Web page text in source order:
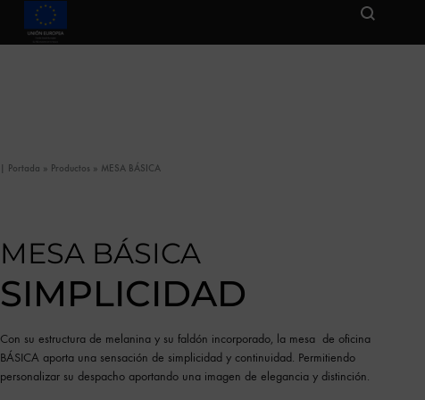
| Portada » Productos » MESA BÁSICA
MESA BÁSICA
SIMPLICIDAD
Con su estructura de melanina y su faldón incorporado, la mesa de oficina
BÁSICA aporta una sensación de simplicidad y continuidad. Permitiendo
personalizar su despacho aportando una imagen de elegancia y distinción.